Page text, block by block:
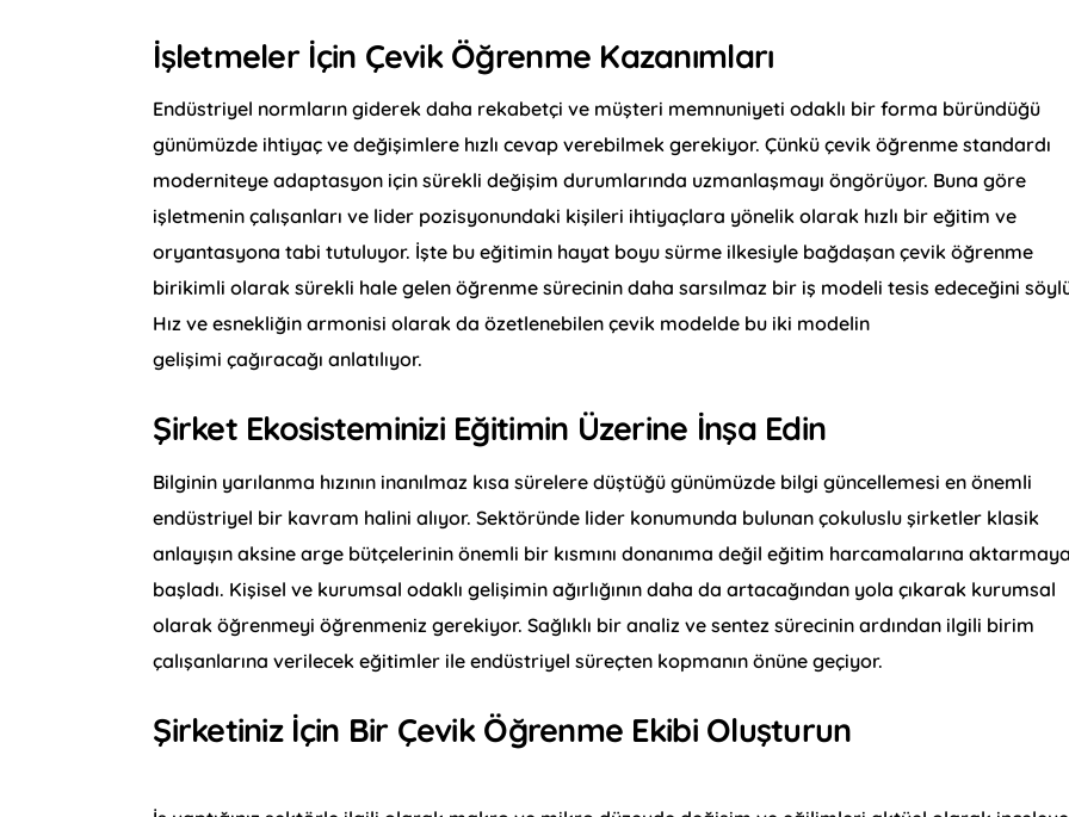
İşletmeler İçin Çevik Öğrenme Kazanımları
Endüstriyel normların giderek daha rekabetçi ve müşteri memnuniyeti odaklı bir forma büründüğü
günümüzde ihtiyaç ve değişimlere hızlı cevap verebilmek gerekiyor. Çünkü çevik öğrenme standardı
moderniteye adaptasyon için sürekli değişim durumlarında uzmanlaşmayı öngörüyor. Buna göre
işletmenin çalışanları ve lider pozisyonundaki kişileri ihtiyaçlara yönelik olarak hızlı bir eğitim ve
oryantasyona tabi tutuluyor. İşte bu eğitimin hayat boyu sürme ilkesiyle bağdaşan çevik öğrenme
birikimli olarak sürekli hale gelen öğrenme sürecinin daha sarsılmaz bir iş modeli tesis edeceğini
Hız ve esnekliğin armonisi olarak da özetlenebilen çevik modelde bu iki modelin
gelişimi çağıracağı anlatılıyor.
Şirket Ekosisteminizi Eğitimin Üzerine İnşa Edin
Bilginin yarılanma hızının inanılmaz kısa sürelere düştüğü günümüzde bilgi güncellemesi en önemli
endüstriyel bir kavram halini alıyor. Sektöründe lider konumunda bulunan çokuluslu şirketler klasik
anlayışın aksine arge bütçelerinin önemli bir kısmını donanıma değil eğitim harcamalarına aktarmaya
başladı. Kişisel ve kurumsal odaklı gelişimin ağırlığının daha da artacağından yola çıkarak kurumsal
olarak öğrenmeyi öğrenmeniz gerekiyor. Sağlıklı bir analiz ve sentez sürecinin ardından ilgili birim
çalışanlarına verilecek eğitimler ile endüstriyel süreçten kopmanın önüne geçiyor.
Şirketiniz İçin Bir Çevik Öğrenme Ekibi Oluşturun